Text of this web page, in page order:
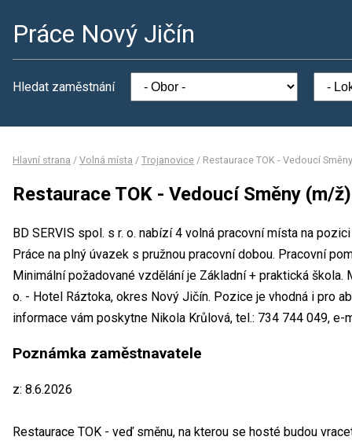
Práce Nový Jičín
Hledat zaměstnání
Hlavní strana / Volná místa / Trojanovice / Restaurace TOK - Vedoucí
Restaurace TOK - Vedoucí Směny (m/ž)
BD SERVIS spol. s r. o. nabízí 4 volná pracovní místa na
Práce na plný úvazek s pružnou pracovní dobou. Pracovní
Minimální požadované vzdělání je Základní + praktická škola.
o. - Hotel Ráztoka, okres Nový Jičín. Pozice je vhodná i pro
informace vám poskytne Nikola Krůlová, tel.: 734 744 049, e-
Poznámka zaměstnavatele
z: 8.6.2026
Restaurace TOK - veď směnu, na kterou se hosté budou